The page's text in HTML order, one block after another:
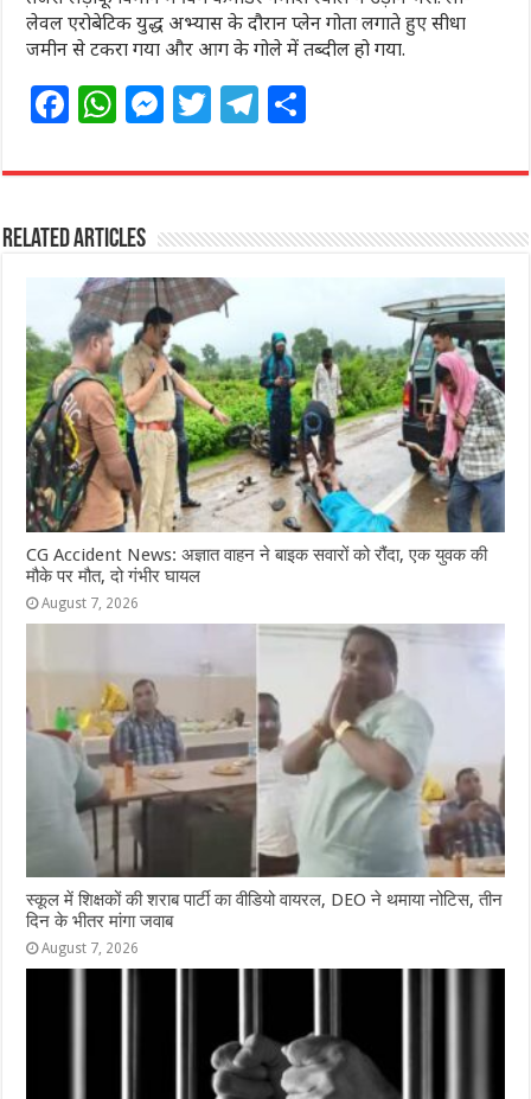
लेवल एरोबेटिक युद्ध अभ्यास के दौरान प्लेन गोता लगाते हुए सीधा
जमीन से टकरा गया और आग के गोले में तब्दील हो गया.
F
c
e
b
o
o
k
W
at
s
A
p
p
M
ss
n
g
e
r
T
itt
r
T
e
ra
ar
Related Articles
CG Accident News: अज्ञात वाहन ने बाइक सवारों को रौंदा, एक युवक की
मौके पर मौत, दो गंभीर घायल
August 7, 2026
स्कूल में शिक्षकों की शराब पार्टी का वीडियो वायरल, DEO ने थमाया नोटिस, तीन
दिन के भीतर मांगा जवाब
August 7, 2026